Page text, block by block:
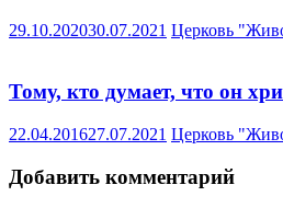
29.10.202030.07.2021 Церковь
Тому, кто думает, что он
22.04.201627.07.2021 Церковь
Добавить комментарий